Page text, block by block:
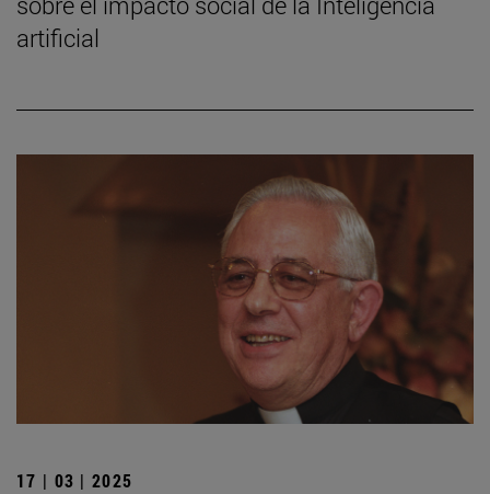
artificial
17 | 03 | 2025